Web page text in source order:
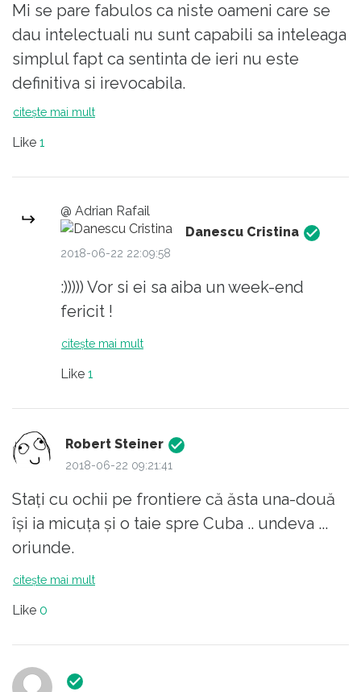
Mi se pare fabulos ca niste oameni care se
dau intelectuali nu sunt capabili sa inteleaga
simplul fapt ca sentinta de ieri nu este
definitiva si irevocabila.
citește mai mult
Like 1
@ Adrian Rafail
Danescu Cristina
2018-06-22 22:09:58
:))))) Vor si ei sa aiba un week-end
fericit !
citește mai mult
Like 1
Robert Steiner
2018-06-22 09:21:41
Stați cu ochii pe frontiere că ăsta una-două
își ia micuța și o taie spre Cuba .. undeva ...
oriunde.
citește mai mult
Like 0